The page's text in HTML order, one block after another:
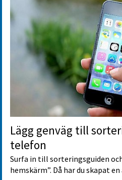
Lägg genväg till
telefon
Surfa in till sorteringsguiden
hemskärm”. Då har du skapat